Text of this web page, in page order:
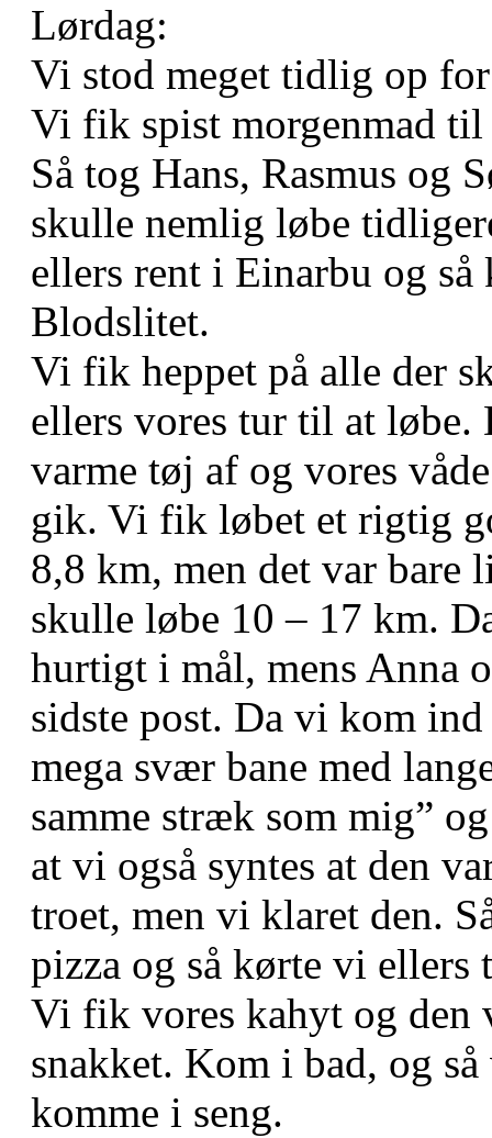
Lørdag:
Vi stod meget tidlig op
Vi fik spist morgenmad
Så tog Hans, Rasmus og
skulle nemlig løbe
ellers rent i Einarbu og
Blodslitet.
Vi fik heppet på alle der
ellers vores tur til at løbe.
varme tøj af og vores
gik. Vi fik løbet et rigtig
8,8 km, men det var
skulle løbe 10 – 17 km.
hurtigt i mål, mens Anna
sidste post. Da vi kom
mega svær bane med
samme stræk som mig”
at vi også syntes at den
troet, men vi klaret den.
pizza og så kørte vi
Vi fik vores kahyt og den
snakket. Kom i bad, og
komme i seng.